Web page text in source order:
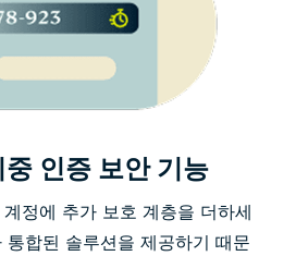
인증 보안 기능
정에 추가 보호 계층을 더하세
통합된 솔루션을 제공하기 때문